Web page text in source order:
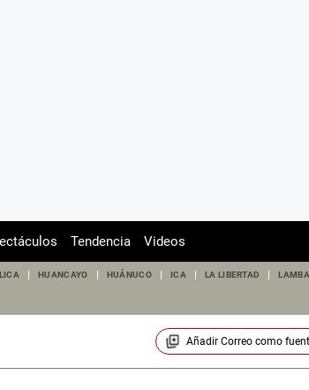
Tendencia Videos
HUANCAYO HUÁNUCO ICA LA LIBERTAD
Añadir Correocomo